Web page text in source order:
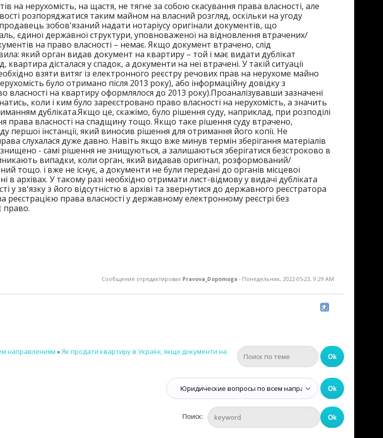
на нерухомість, на щастя, не тягне за собою скасування права власності, але
розпоряджатися таким майном на власний розгляд, оскільки на угоду
зобов'язаний надати нотаріусу оригінали документів, що
єдиної державної структури, уповноваженої на відновлення втрачених/
на право власності – немає. Якщо документ втрачено, слід
який орган видав документ на квартиру – той і має видати дублікат
квартира дісталася у спадок, а документи на неї втрачені. У такій ситуації
взяти витяг із електронного реєстру речових прав на нерухоме майно
було отримано після 2013 року), або інформаційну довідку з
власності на квартиру оформлялося до 2013 року).Проаналізувавши зазначені
коли і ким було зареєстровано право власності на нерухомість, а значить
дубліката.Якщо це, скажімо, було рішення суду, наприклад, при розподілі
права власності на спадщину тощо. Якщо таке рішення суду втрачено,
першої інстанції, який виносив рішення для отримання його копії. Не
слухалася дуже давно. Навіть якщо вже минув термін зберігання матеріалів
знищено - самі рішення не знищуються, а залишаються зберігатися безстроково в
випадки, коли орган, який видавав оригінал, розформований/
тощо. і вже не існує, а документи не були передані до органів місцевої
в архівах. У такому разі необхідно отримати лист-відмову у видачі дубліката
у зв'язку з його відсутністю в архіві та звернутися до державного реєстратора
реєстрацією права власності у державному електронному реєстрі без
право.
Сообщение отредактировал Pravova_Dopomoga - Понедельник, 2022-05-23, 9:29 AM
направлениям »Як продати квартиру в Україні, якщо документи на
Поиск: